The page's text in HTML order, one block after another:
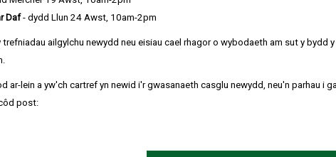
Daf- dydd Llun 24 Awst, 10am-2pm
trefniadau ailgylchu newydd neu eisiau cael rhagor o wybodaeth am sut y bydd
ar-lein a yw'ch cartref yn newid i'r gwasanaeth casglu newydd, neu'n parhau i
post:
yn y Dyfodol: